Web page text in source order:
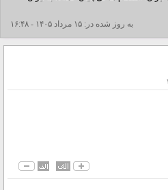
شد+فیلم به روز شده در: ۱۵ مرداد ۱۴۰۵ - ۱۶:۴۸